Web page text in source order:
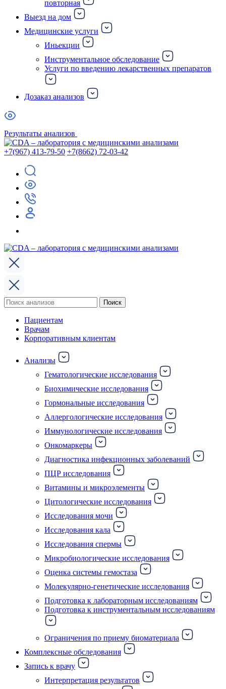
повторная
Выезд на дом
Медицинские услуги
Иньекции
Инструментальное обследование
Услуги по введению лекарственных препаратов
Дозаказ анализов
Результаты анализов
+7(967) 413-79-50 +7(8662) 72-03-42
Поиск
по:
Поиск
Пациентам
Врачам
Корпоративным клиентам
Анализы
Гематологические исследования
Биохимические исследования
Гормональные исследования
Аллергологические исследования
Иммунологические исследования
Онкомаркеры
Диагностика инфекционных заболеваний
ПЦР исследования
Витамины и микроэлементы
Цитологические исследования
Исследования мочи
Исследования кала
Исследования спермы
Микробиологические исследования
Оценка системы гемостаза
Молекулярно-генетические исследования
Подготовка к лабораторным исследованиям
Подготовка к инструментальным исследованиям
Ограничения по приему биоматериала
Комплексные обследования
Запись к врачу
Интерпретация результатов